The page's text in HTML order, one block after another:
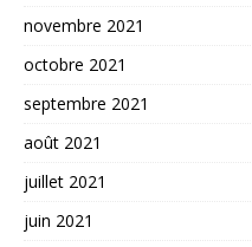
novembre 2021
octobre 2021
septembre 2021
août 2021
juillet 2021
juin 2021